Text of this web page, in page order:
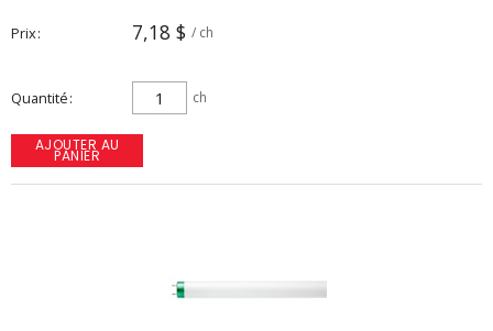
Prix 7,18 $ / ch
Quantité ch
AJOUTER AU
PANIER